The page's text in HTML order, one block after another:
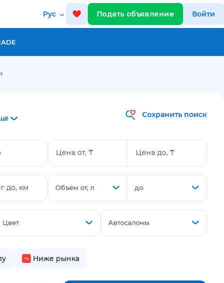
Рус Подать объявление Войти
Сохранить поиск
Цена от, ₸ Цена до, ₸
до, км Объём от, л до
Цвет Автосалоны
Ниже рынка